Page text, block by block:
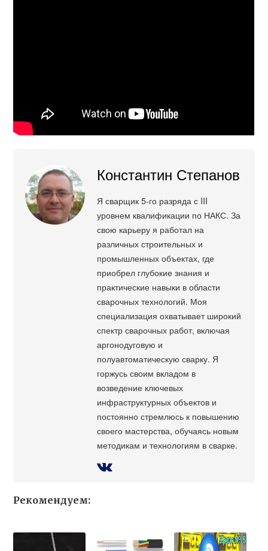
Константин Степанов
Я сварщик 5-го разряда с III
уровнем квалификации по НАКС. За
свою карьеру я работал на
различных строительных и
промышленных объектах, где
приобрел глубокие знания и
практические навыки в области
сварочных технологий. Моя
специализация охватывает широкий
спектр сварочных работ, включая
аргонодуговую и
полуавтоматическую сварку. Я
горжусь своим вкладом в
возведение ключевых
инфраструктурных объектов и
постоянно стремлюсь к повышению
своего мастерства, обучаясь новым
методикам и технологиям в сварке.
Рекомендуем: